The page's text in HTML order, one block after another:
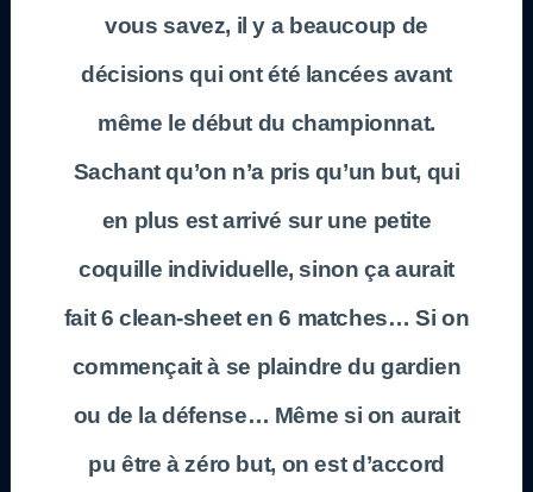
vous savez, il y a beaucoup de
décisions qui ont été lancées avant
même le début du championnat.
Sachant qu’on n’a pris qu’un but, qui
en plus est arrivé sur une petite
coquille individuelle, sinon ça aurait
fait 6 clean-sheet en 6 matches… Si on
commençait à se plaindre du gardien
ou de la défense… Même si on aurait
pu être à zéro but, on est d’accord